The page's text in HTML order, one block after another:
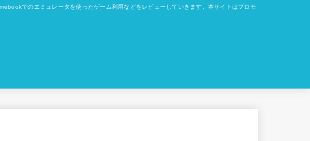
でのエミュレータを使ったゲーム利用などをレビューしていきます。本サイトはプロモ